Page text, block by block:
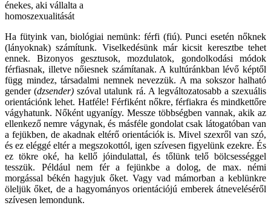
énekes, aki vállalta a
homoszexualitását
Ha fütyink van, biológiai nemünk: férfi (fiú). Punci esetén nőknek
(lányoknak) számítunk. Viselkedésünk már kicsit keresztbe tehet
ennek. Bizonyos gesztusok, mozdulatok, gondolkodási módok
férfiasnak, illetve nőiesnek számítanak. A kultúránkban lévő képtől
függ mindez, társadalmi nemnek nevezzük. A ma sokszor halható
gender (dzsender) szóval utalunk rá. A legváltozatosabb a szexuális
orientációnk lehet. Hatféle! Férfiként nőkre, férfiakra és mindkettőre
vágyhatunk. Nőként ugyanígy. Messze többségben vannak, akik az
ellenkező nemre vágynak, és másféle gondolat csak látogatóban van
a fejükben, de akadnak eltérő orientációk is. Mivel szexről van szó,
és ez eléggé eltér a megszokottól, igen szívesen figyelünk ezekre. És
ez tökre oké, ha kellő jóindulattal, és tőlünk telő bölcsességgel
tesszük. Például nem fér a fejünkbe a dolog, de max. némi
morgással békén hagyjuk őket. Vagy vad mámorban a keblünkre
öleljük őket, de a hagyományos orientációjú emberek átneveléséről
szívesen lemondunk.